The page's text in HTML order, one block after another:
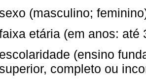
sexo (masculino;
etária (em anos: até
escolaridade (ensino
superior, completo ou